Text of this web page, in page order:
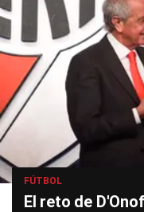
FÚTBOL
El reto de